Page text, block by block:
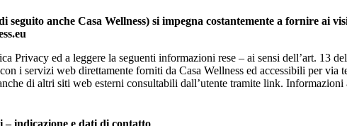
seguito anche Casa Wellness) si impegna costantemente a fornire ai
Privacy ed a leggere la seguenti informazioni rese – ai sensi dell’art. 13
i servizi web direttamente forniti da Casa Wellness ed accessibili per
di altri siti web esterni consultabili dall’utente tramite link.
indicazione e dati di contatto